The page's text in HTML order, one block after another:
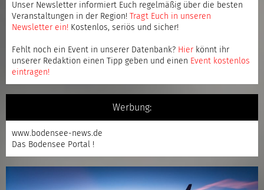
Unser Newsletter informiert Euch regelmäßig über die besten
Veranstaltungen in der Region!
Tragt Euch in unseren
Newsletter ein! Kostenlos, seriös und sicher!
Fehlt noch ein Event in unserer Datenbank? Hier könnt ihr
unserer Redaktion einen Tipp geben und einen Event kostenlos
eintragen!
Werbung:
www.bodensee-news.de
Das Bodensee Portal !